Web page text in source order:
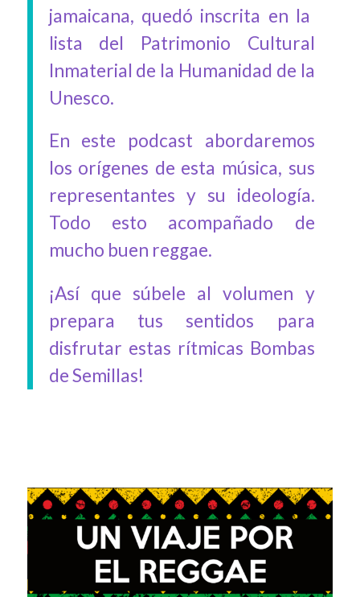
jamaicana, quedó inscrita en la
lista del Patrimonio Cultural
Inmaterial de la Humanidad de la
Unesco.
En este podcast abordaremos
los orígenes de esta música, sus
representantes y su ideología.
Todo esto acompañado de
mucho buen reggae.
¡Así que súbele al volumen y
prepara tus sentidos para
disfrutar estas rítmicas Bombas
de Semillas!